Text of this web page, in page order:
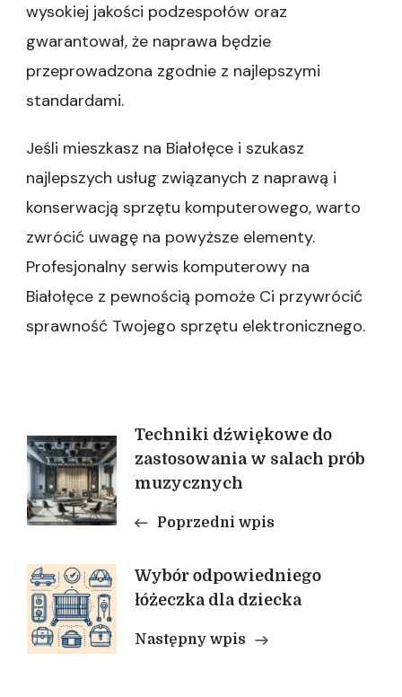
wysokiej jakości podzespołów oraz
gwarantował, że naprawa będzie
przeprowadzona zgodnie z najlepszymi
standardami.
Jeśli mieszkasz na Białołęce i szukasz
najlepszych usług związanych z naprawą i
konserwacją sprzętu komputerowego, warto
zwrócić uwagę na powyższe elementy.
Profesjonalny serwis komputerowy na
Białołęce z pewnością pomoże Ci przywrócić
sprawność Twojego sprzętu elektronicznego.
Nawigacja
wpisu
Techniki dźwiękowe do
zastosowania w salach prób
muzycznych
Poprzedni wpis
Wybór odpowiedniego
łóżeczka dla dziecka
Następny wpis